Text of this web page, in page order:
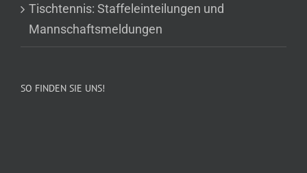
Tischtennis: Staffeleinteilungen und
Mannschaftsmeldungen
SO FINDEN SIE UNS!